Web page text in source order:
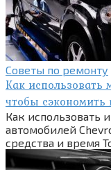
Советы по ремонту
Как использовать
чтобы сэкономить
Как использовать
автомобилей
средства и время